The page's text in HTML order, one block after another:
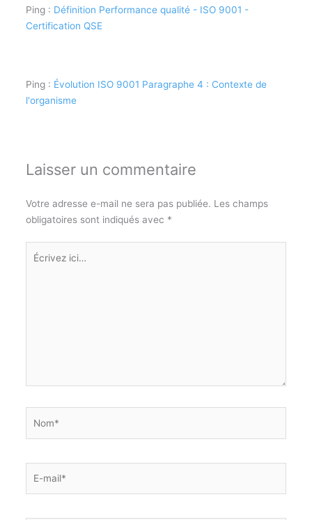
Ping : Définition Performance qualité - ISO 9001 -
Certification QSE
Ping : Évolution ISO 9001 Paragraphe 4 : Contexte de
l'organisme
Laisser un commentaire
Votre adresse e-mail ne sera pas publiée. Les champs
obligatoires sont indiqués avec *
Écrivez
ici…